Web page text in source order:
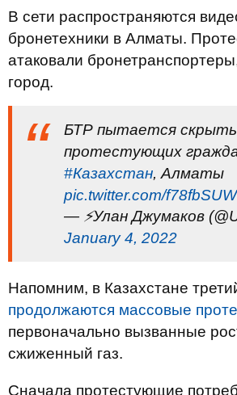
В сети распространяются
бронетехники в Алматы.
атаковали
город.
БТР пытается
протестующих
#Казахстан, Алматы
pic.twitter.com/
— ⚡Улан Джумаков
January 4, 2022
Напомним, в Казахстане
продолжаются массовые
первоначально вызванные
сжиженный газ.
Сначала протестующие